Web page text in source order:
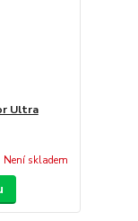
Ultra
Není skladem